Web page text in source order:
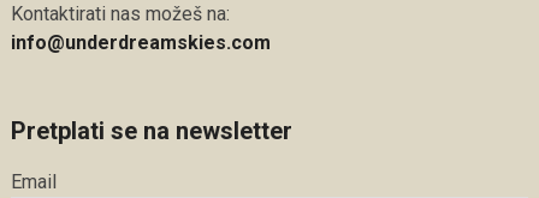
Kontaktirati nas možeš na:
info@underdreamskies.com
Pretplati se na newsletter
Email